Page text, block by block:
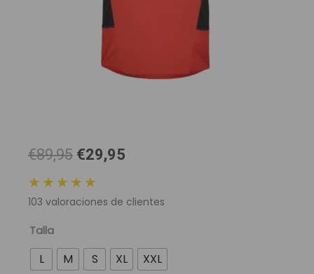
€89,95 El
original
era:
€29,95
es:
★★★★★
103 valoraciones de clientes
Talla
L M S XL XXL
Camiseta
Retro
Manchester